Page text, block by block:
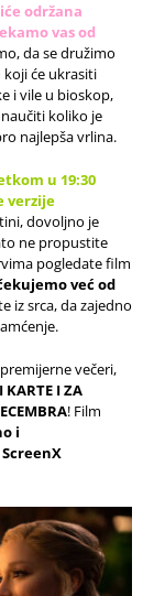
održana
vas od
da se družimo
koji će ukrasiti
i vile u bioskop,
koliko je
najlepša vrlina.
u 19:30
verzije
dovoljno je
ne propustite
pogledate film
već od
iz srca, da zajedno
večeri,
KARTE I ZA
! Film
i